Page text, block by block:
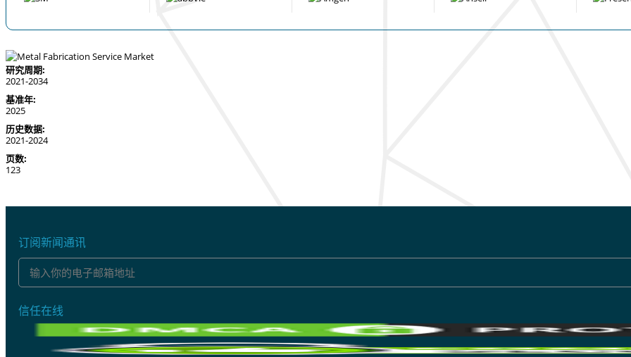
研究周期:
2021-2034
基准年:
2025
历史数据:
2021-2024
页数:
123
订阅新闻通讯
信任在线